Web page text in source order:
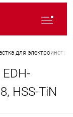
для
HSS-TiN